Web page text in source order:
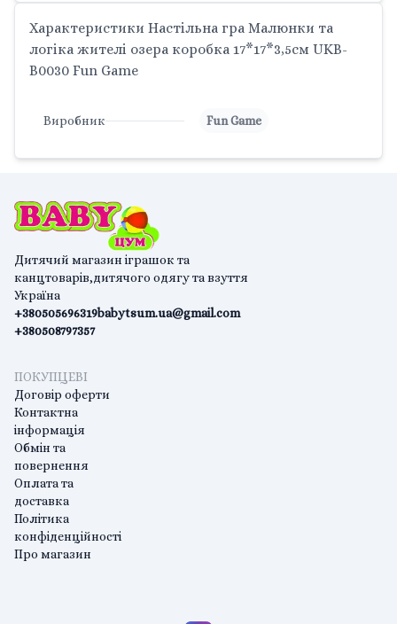
Характеристики Настільна гра Малюнки та
логіка жителі озера коробка 17*17*3,5см UKB-
B0030 Fun Game
Виробник Fun Game
Дитячий магазин іграшок та
канцтоварів,дитячого одягу та взуття
Україна
+380505696319
+380508797357
babytsum.ua@gmail.com
ПОКУПЦЕВІ
Договір оферти
Контактна
інформація
Обмін та
повернення
Оплата та
доставка
Політика
конфіденційності
Про магазин